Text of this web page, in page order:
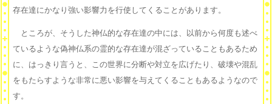
存在達にかなり強い影響力を行使してくることがあります。
ところが、そうした神仏的な存在達の中には、以前から何度も述べ
ているような偽神仏系の霊的な存在達が混ざっていることもあるため
に、はっきり言うと、この世界に分断や対立を広げたり、破壊や混乱
をもたらすような非常に悪い影響を与えてくることもあるようなので
す。